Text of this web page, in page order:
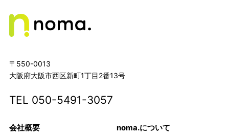
〒550-0013
大阪府大阪市西区新町1丁目2番13号
TEL 050-5491-3057
会社概要 noma.について